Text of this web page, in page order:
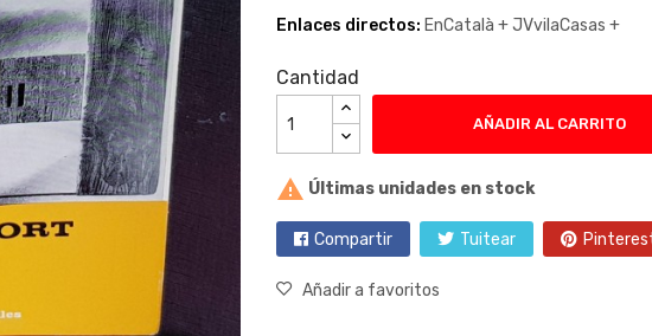
Enlaces directos: EnCatalà +JVvilaCasas +
Cantidad
AÑADIR AL CARRITO
 Últimas unidades en stock
Compartir Tuitear
Añadir a favoritos